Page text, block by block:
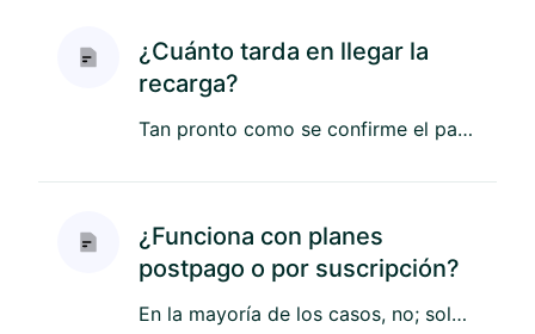
¿Cuánto tarda en llegar la
recarga?
Tan pronto como se confirme el pago de la transacción, a veces de forma instantánea, enviaremos la recarga automática...
¿Funciona con planes
postpago o por suscripción?
En la mayoría de los casos, no; solo funciona con líneas prepago. Sin embargo, si ingresas tu número y el sistema ind...